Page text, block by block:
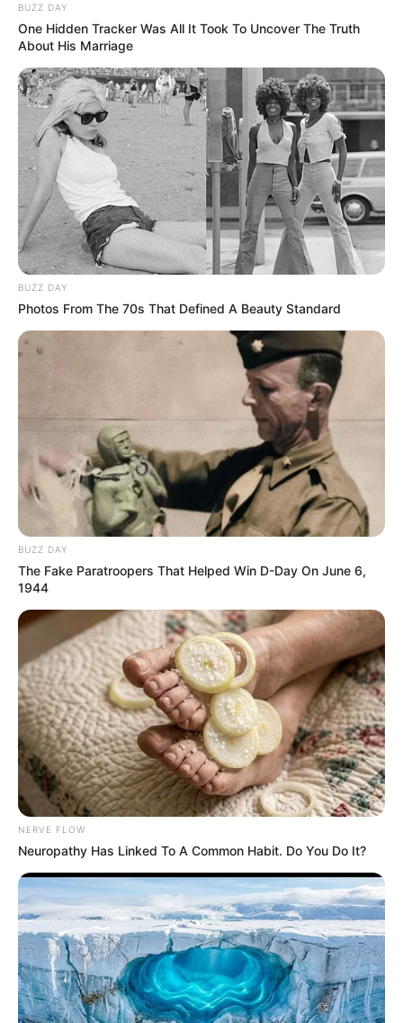
18:57 / 05 Avqust 2026 KRİMİNAL
Bakıda ticarət mərkəzində FACİƏ: liftin
şaxtasına düşüb öldü
89 0
18:44 / 05 Avqust 2026 CƏMİYYƏT
Turistlər Azərbaycanda ən çox nədən
narazıdırlar?- ARAŞDIRMA
79 0
18:29 / 05 Avqust 2026 CƏMİYYƏT
Sərnişinin əlavə 1 manat 20 qəpik xərcini
metropoliten ödəyəcək? -VİDEO
97 0
BUZZ DAY
One Hidden Tracker Was All It Took To Uncover The Truth
About His Marriage
BUZZ DAY
Photos From The 70s That Defined A Beauty Standard
BUZZ DAY
The Fake Paratroopers That Helped Win D-Day On June 6,
1944
NERVE FLOW
Neuropathy Has Linked To A Common Habit. Do You Do It?